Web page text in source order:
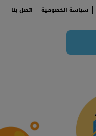
سياسة الخصوصية اتصل بنا